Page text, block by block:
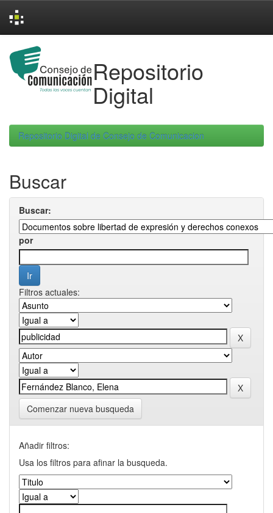
navigation
Repositorio
Digital
Repositorio Digital de Consejo de Comunicacion
Buscar
Buscar:
por
Filtros actuales:
Comenzar nueva busqueda
Añadir filtros:
Usa los filtros para afinar la busqueda.